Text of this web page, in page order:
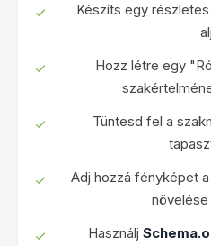
Készíts egy részletes
Hozz létre egy
Tüntesd fel a
Adj hozzá fényképet
Használj